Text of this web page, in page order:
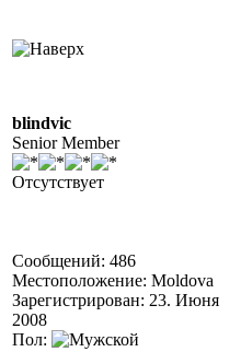
blindvic
Senior Member
Отсутствует
Сообщений: 486
Местоположение: Moldova
Зарегистрирован: 23. Июня
2008
Пол: